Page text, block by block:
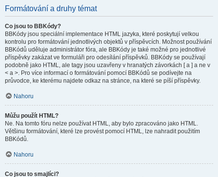
Formátování a druhy témat
Co jsou to BBKódy?
BBKódy jsou speciální implementace HTML jazyka, které poskytují velkou
kontrolu pro formátování jednotlivých objektů v příspěvcích. Možnost používání
BBKódů uděluje administrátor fóra, ale BBKódy je také možné pro jednotlivé
příspěvky zakázat ve formuláři pro odesílání příspěvků. BBKódy se používají
podobně jako HTML, ale tagy jsou uzavřeny v hranatých závorkách [ a ] a ne v
< a >. Pro více informací o formátování pomocí BBKódů se podívejte na
průvodce, ke kterému najdete odkaz na stránce, na které se píší příspěvky.
Nahoru
Můžu použít HTML?
Ne. Na tomto fóru nelze používat HTML, aby bylo zpracováno jako HTML.
Většinu formátování, které lze provést pomocí HTML, lze nahradit použitím
BBKódů.
Nahoru
Co jsou to smajlíci?